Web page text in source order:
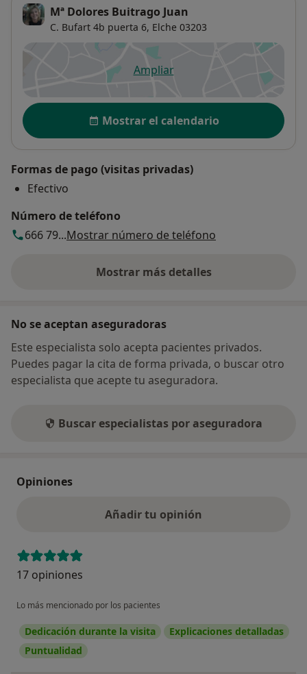
Mª Dolores Buitrago Juan
C. Bufart 4b puerta 6, Elche 03203
Ampliarse abre en una nueva
Disponibilidad
Mostrar el calendario
Formas de pago (visitas privadas)
Efectivo
Número de teléfono
666 79...Mostrar número de teléfono
Mostrar más detalles
sobre la dirección
No se aceptan aseguradoras
Este especialista solo acepta pacientes privados.
Puedes pagar la cita de forma privada, o buscar otro
especialista que acepte tu aseguradora.
Buscar especialistas por aseguradora
Opiniones
Añadir tu opinión
17 opiniones
Lo más mencionado por los pacientes
Dedicación durante la visita
Explicaciones detalladas
Puntualidad